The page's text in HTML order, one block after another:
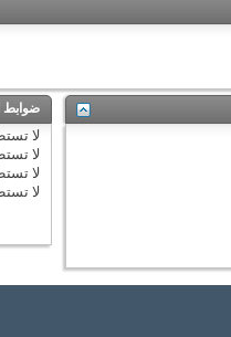
ضوابط
لا
لا
لا
لا